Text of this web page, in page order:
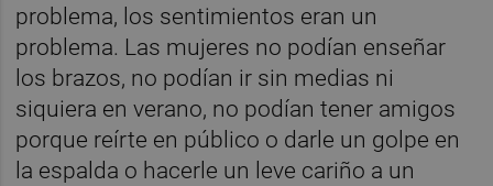
problema, los sentimientos eran un
problema. Las mujeres no podían enseñar
los brazos, no podían ir sin medias ni
siquiera en verano, no podían tener amigos
porque reírte en público o darle un golpe en
la espalda o hacerle un leve cariño a un